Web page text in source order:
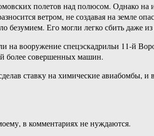
полетов над полюсом. Однако на
ветром, не создавая на земле
Его могли легко сбить даже
вооружение спецэскадрильи 11-й
более совершенных машин.
ставку на химические
в комментариях не нуждаются.